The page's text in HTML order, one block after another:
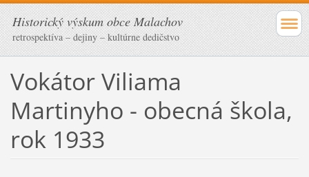
Historický výskum obce Malachov
retrospektíva – dejiny – kultúrne dedičstvo
Vokátor Viliama
Martinyho - obecná škola,
rok 1933